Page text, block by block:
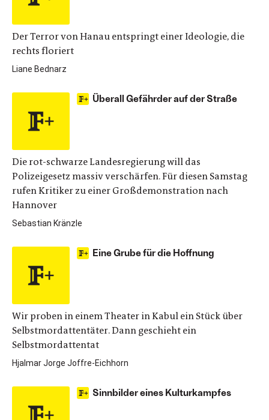
Der Terror von Hanau entspringt einer Ideologie, die
rechts floriert
Liane Bednarz
Überall Gefährder auf der Straße
Die rot-schwarze Landesregierung will das
Polizeigesetz massiv verschärfen. Für diesen Samstag
rufen Kritiker zu einer Großdemonstration nach
Hannover
Sebastian Kränzle
Eine Grube für die Hoffnung
Wir proben in einem Theater in Kabul ein Stück über
Selbstmordattentäter. Dann geschieht ein
Selbstmordattentat
Hjalmar Jorge Joffre-Eichhorn
Sinnbilder eines Kulturkampfes